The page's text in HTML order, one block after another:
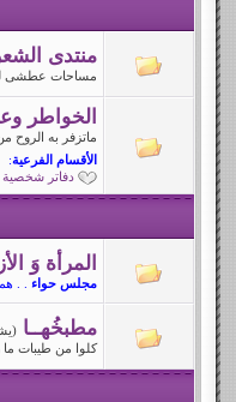
منتدى
مساحات عطشى
الخواطر
ماتزفر به الروح
الأقسام الفرعية:
دفاتر
المرأة وَ
مجلس حواء
. .
مطبخُهــا
كلوا من طيبات ما